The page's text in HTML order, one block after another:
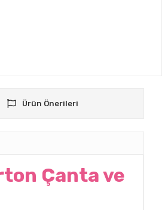
Ürün Önerileri
Çanta ve